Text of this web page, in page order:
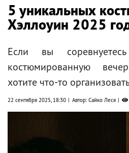
5 уникальных
Хэллоуин 2025
Если вы
костюмированную
хотите что-то
22 сентября 2025, 18:30 Автор: Сайко Леся